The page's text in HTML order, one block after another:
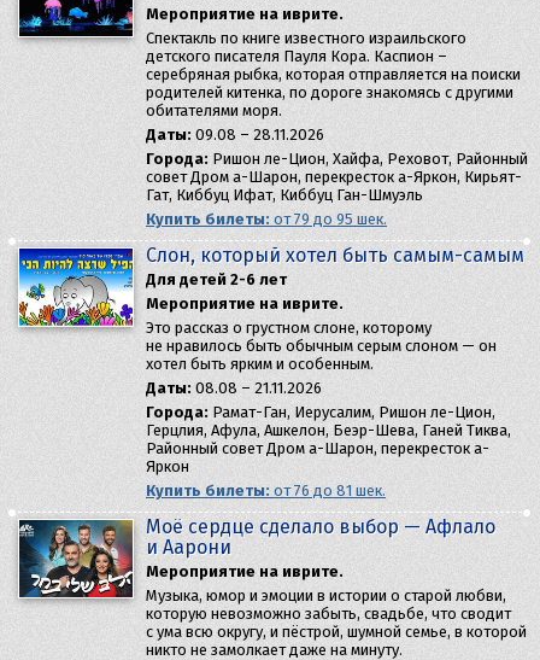
Мероприятие на иврите.
Спектакль по книге известного израильского
детского писателя Пауля Кора. Каспион –
серебряная рыбка, которая отправляется на поиски
родителей китенка, по дороге знакомясь с другими
обитателями моря.
Даты: 09.08 – 28.11.2026
Города: Ришон ле-Цион, Хайфа, Реховот, Районный
совет Дром а-Шарон, перекресток а-Яркон, Кирьят-
Гат, Киббуц Ифат, Киббуц Ган-Шмуэль
Купить билеты: от 79 до 95 шек.
Слон, который хотел быть самым-самым
Для детей 2-6 лет
Мероприятие на иврите.
Это рассказ о грустном слоне, которому
не нравилось быть обычным серым слоном — он
хотел быть ярким и особенным.
Даты: 08.08 – 21.11.2026
Города: Рамат-Ган, Иерусалим, Ришон ле-Цион,
Герцлия, Афула, Ашкелон, Беэр-Шева, Ганей Тиква,
Районный совет Дром а-Шарон, перекресток а-
Яркон
Купить билеты: от 76 до 81 шек.
Моё сердце сделало выбор — Афлало
и Аарони
Мероприятие на иврите.
Музыка, юмор и эмоции в истории о старой любви,
которую невозможно забыть, свадьбе, что сводит
с ума всю округу, и пёстрой, шумной семье, в которой
никто не замолкает даже на минуту.